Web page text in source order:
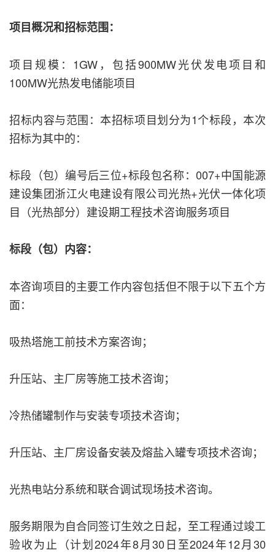
项目概况和招标范围：
项目规模：1GW，包括900MW光伏发电项目和
100MW光热发电储能项目
招标内容与范围：本招标项目划分为1个标段，本次
招标为其中的：
标段（包）编号后三位+标段包名称：007+中国能源
建设集团浙江火电建设有限公司光热+光伏一体化项
目（光热部分）建设期工程技术咨询服务项目
标段（包）内容：
本咨询项目的主要工作内容包括但不限于以下五个方
面：
吸热塔施工前技术方案咨询；
升压站、主厂房等施工技术咨询；
冷热储罐制作与安装专项技术咨询；
升压站、主厂房设备安装及熔盐入罐专项技术咨询；
光热电站分系统和联合调试现场技术咨询。
服务期限为自合同签订生效之日起，至工程通过竣工
验收为止（计划2024年8月30日至2024年12月30